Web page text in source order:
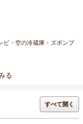
ビ・空の冷蔵庫・ズボンプ
る
すべて開く